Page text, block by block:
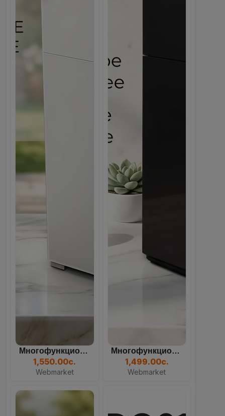
Days
11
HoursMins Sec
Многофункциональный Кулер...
1,550.00с.
Webmarket
Многофункциональный Кулер...
1,499.00с.
Webmarket